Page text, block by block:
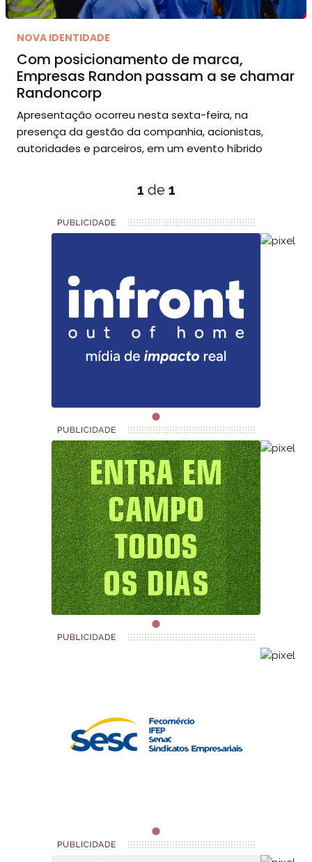
NOVA IDENTIDADE
Com posicionamento de marca,
Empresas Randon passam a se chamar
Randoncorp
Apresentação ocorreu nesta sexta-feira, na
presença da gestão da companhia, acionistas,
autoridades e parceiros, em um evento híbrido
1 de 1